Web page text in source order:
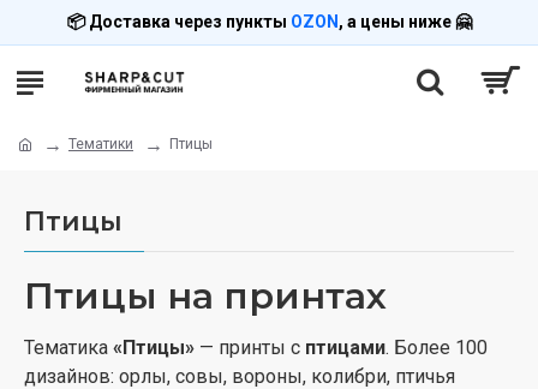
📦 Доставка через пункты OZON , а цены ниже 🤗
Тематики Птицы
Птицы
Птицы на принтах
Тематика «Птицы» — принты с птицами. Более 100
дизайнов: орлы, совы, вороны, колибри, птичья